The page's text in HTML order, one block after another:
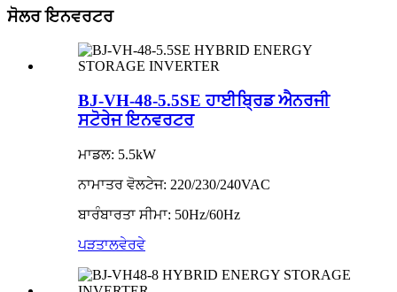
ਸੋਲਰ ਇਨਵਰਟਰ
BJ-VH-48-5.5SE ਹਾਈਬ੍ਰਿਡ ਐਨਰਜੀ
ਸਟੋਰੇਜ ਇਨਵਰਟਰ
ਮਾਡਲ: 5.5kW
ਨਾਮਾਤਰ ਵੋਲਟੇਜ: 220/230/240VAC
ਬਾਰੰਬਾਰਤਾ ਸੀਮਾ: 50Hz/60Hz
ਪੜਤਾਲਵੇਰਵੇ